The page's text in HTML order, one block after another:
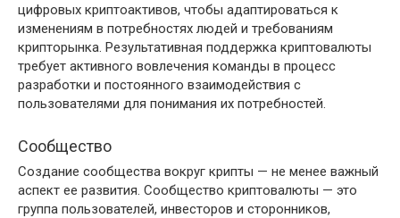
цифровых криптоактивов, чтобы адаптироваться к
изменениям в потребностях людей и требованиям
крипторынка. Результативная поддержка криптовалюты
требует активного вовлечения команды в процесс
разработки и постоянного взаимодействия с
пользователями для понимания их потребностей.
Сообщество
Создание сообщества вокруг крипты — не менее важный
аспект ее развития. Сообщество криптовалюты — это
группа пользователей, инвесторов и сторонников,